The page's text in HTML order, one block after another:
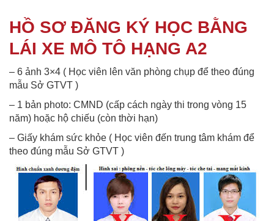
HỒ SƠ ĐĂNG KÝ HỌC BẰNG
LÁI XE MÔ TÔ HẠNG A2
– 6 ảnh 3×4 ( Học viên lên văn phòng chụp để theo đúng
mẫu Sở GTVT )
– 1 bản photo: CMND (cấp cách ngày thi trong vòng 15
năm) hoặc hộ chiếu (còn thời hạn)
– Giấy khám sức khỏe ( Học viên đến trung tâm khám để
theo đúng mẫu Sở GTVT )